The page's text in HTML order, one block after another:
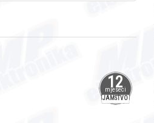
12
mjeseci
JAMSTVO